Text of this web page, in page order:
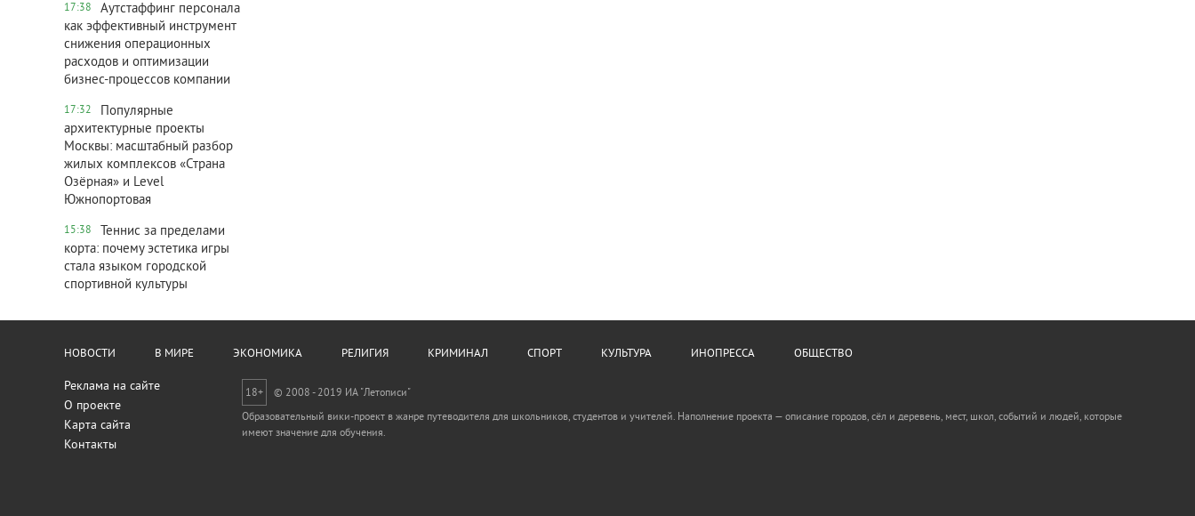
17:38
Аутстаффинг персонала
как эффективный инструмент
снижения операционных
расходов и оптимизации
бизнес-процессов компании
17:32
Популярные
архитектурные проекты
Москвы: масштабный разбор
жилых комплексов «Страна
Озёрная» и Level
Южнопортовая
15:38
Теннис за пределами
корта: почему эстетика игры
стала языком городской
спортивной культуры
НОВОСТИ В МИРЕ ЭКОНОМИКА РЕЛИГИЯ КРИМИНАЛ СПОРТ КУЛЬТУРА ИНОПРЕССА ОБЩЕСТВО
Реклама на сайте
О проекте
Карта сайта
Контакты
18+
© 2008 - 2019 ИА "Летописи"
Образовательный вики-проект в жанре путеводителя для школьников, студентов и учителей. Наполнение проекта — описание городов, сёл и деревень, мест, школ, событий и людей, которые
имеют значение для обучения.